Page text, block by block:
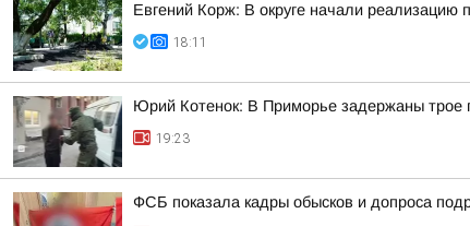
Евгений Корж: В округе начали реализацию
18:11
Юрий Котенок: В Приморье задержаны трое
19:23
ФСБ показала кадры обысков и допроса